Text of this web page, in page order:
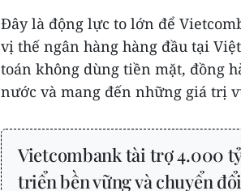
Đây là động lực to lớn để
vị thế ngân hàng hàng đầu tại
toán không dùng tiền mặt, đồng
nước và mang đến những giá trị
Vietcombank tài trợ 4.000
triển bền vững và chuyển